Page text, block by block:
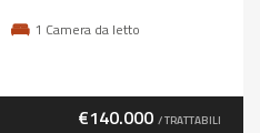
1 Camera da letto
€140.000 / TRATTABILI